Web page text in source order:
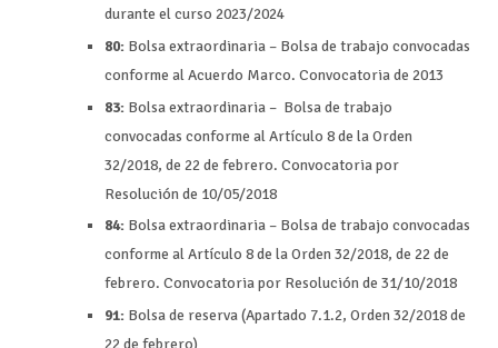
durante el curso 2023/2024
80: Bolsa extraordinaria – Bolsa de trabajo convocadas
conforme al Acuerdo Marco. Convocatoria de 2013
83: Bolsa extraordinaria – Bolsa de trabajo
convocadas conforme al Artículo 8 de la Orden
32/2018, de 22 de febrero. Convocatoria por
Resolución de 10/05/2018
84: Bolsa extraordinaria – Bolsa de trabajo convocadas
conforme al Artículo 8 de la Orden 32/2018, de 22 de
febrero. Convocatoria por Resolución de 31/10/2018
91: Bolsa de reserva (Apartado 7.1.2, Orden 32/2018 de